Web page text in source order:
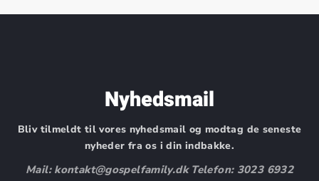
Nyhedsmail
Bliv tilmeldt til vores nyhedsmail og modtag de seneste
nyheder fra os i din indbakke.
Mail: kontakt@gospelfamily.dk Telefon: 3023 6932